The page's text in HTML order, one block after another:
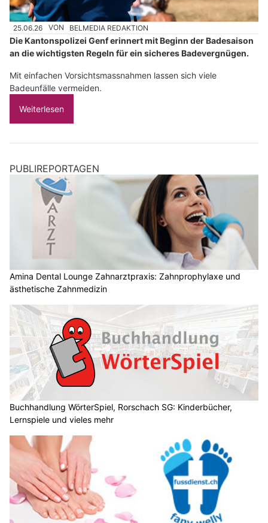
25.06.26 VON BELMEDIA REDAKTION
Die Kantonspolizei Genf erinnert mit Beginn der Badesaison
an die wichtigsten Regeln für ein sicheres Badevergnügen.
Mit einfachen Vorsichtsmassnahmen lassen sich viele
Badeunfälle vermeiden.
Weiterlesen
PUBLIREPORTAGEN
Amina Dental Lounge Zahnarztpraxis: Zahnprophylaxe und
ästhetische Zahnmedizin
Buchhandlung WörterSpiel, Rorschach SG: Kinderbücher,
Lernspiele und vieles mehr